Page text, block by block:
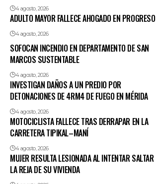
4 agosto, 2026
ADULTO MAYOR FALLECE AHOGADO EN PROGRESO
4 agosto, 2026
SOFOCAN INCENDIO EN DEPARTAMENTO DE SAN
MARCOS SUSTENTABLE
4 agosto, 2026
INVESTIGAN DAÑOS A UN PREDIO POR
DETONACIONES DE 4RM4 DE FUEGO EN MÉRIDA
4 agosto, 2026
MOTOCICLISTA FALLECE TRAS DERRAPAR EN LA
CARRETERA TIPIKAL–MANÍ
4 agosto, 2026
MUJER RESULTA LESIONADA AL INTENTAR SALTAR
LA REJA DE SU VIVIENDA